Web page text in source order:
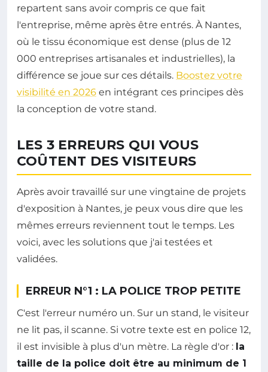
repartent sans avoir compris ce que fait
l'entreprise, même après être entrés. À Nantes,
où le tissu économique est dense (plus de 12
000 entreprises artisanales et industrielles), la
différence se joue sur ces détails. Boostez votre
visibilité en 2026 en intégrant ces principes dès
la conception de votre stand.
LES 3 ERREURS QUI VOUS
COÛTENT DES VISITEURS
Après avoir travaillé sur une vingtaine de projets
d'exposition à Nantes, je peux vous dire que les
mêmes erreurs reviennent tout le temps. Les
voici, avec les solutions que j'ai testées et
validées.
ERREUR N°1 : LA POLICE TROP PETITE
C'est l'erreur numéro un. Sur un stand, le visiteur
ne lit pas, il scanne. Si votre texte est en police 12,
il est invisible à plus d'un mètre. La règle d'or : la
taille de la police doit être au minimum de 1